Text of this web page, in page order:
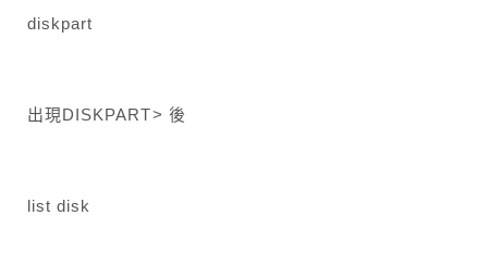
diskpart
出現DISKPART> 後
list disk